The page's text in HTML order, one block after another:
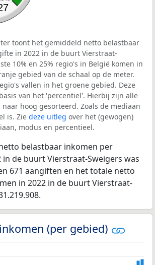
toont het gemiddeld netto belastbaar
in 2022 in de buurt Vierstraat-
10% en 25% regio's in België komen in
gebied van de schaal op de meter.
vallen in het groene gebied. Deze
van het 'percentiel'. Hierbij zijn alle
hoog gesorteerd. Zoals de mediaan
is. Zie deze uitleg over het (gewogen)
modus en percentieel.
belastbaar inkomen per
in de buurt Vierstraat-Sweigers was
671 aangiften en het totale netto
in 2022 in de buurt Vierstraat-
(per gebied)